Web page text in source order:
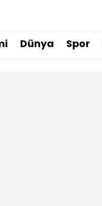
Dünya Spor